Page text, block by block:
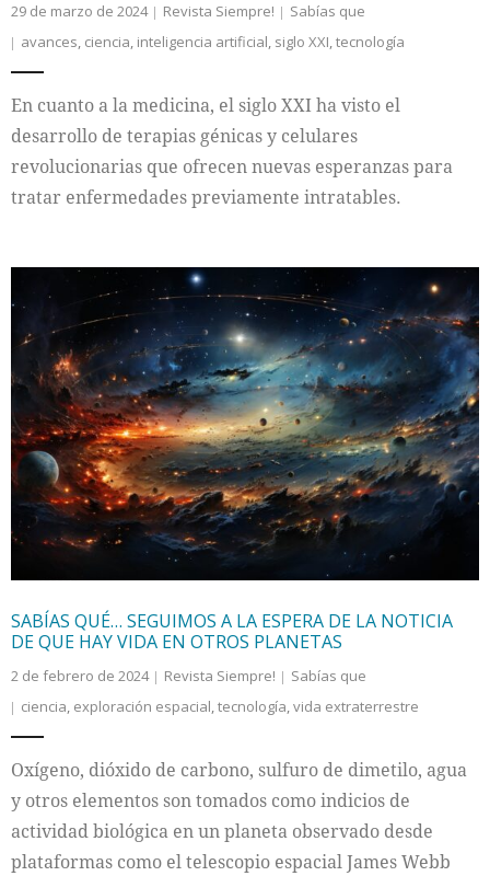
29 de marzo de 2024 Revista Siempre!
Sabías que
avances, ciencia, inteligencia artificial, siglo XXI,tecnología
En cuanto a la medicina, el siglo XXI ha visto el
desarrollo de terapias génicas y celulares
revolucionarias que ofrecen nuevas esperanzas para
tratar enfermedades previamente intratables.
SABÍAS QUÉ… SEGUIMOS A LA ESPERA DE LA NOTICIA
DE QUE HAY VIDA EN OTROS PLANETAS
2 de febrero de 2024 Revista Siempre!
Sabías que
ciencia, exploración espacial,tecnología,vida extraterrestre
Oxígeno, dióxido de carbono, sulfuro de dimetilo, agua
y otros elementos son tomados como indicios de
actividad biológica en un planeta observado desde
plataformas como el telescopio espacial James Webb